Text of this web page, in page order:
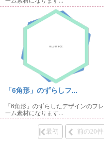
「6角形」のずらしフ...
「6角形」のずらしたデザインのフレ
ーム素材になります...
最初 前の20件